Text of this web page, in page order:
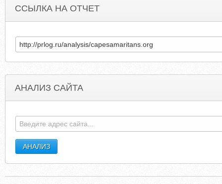
ССЫЛКА НА ОТЧЕТ
АНАЛИЗ САЙТА